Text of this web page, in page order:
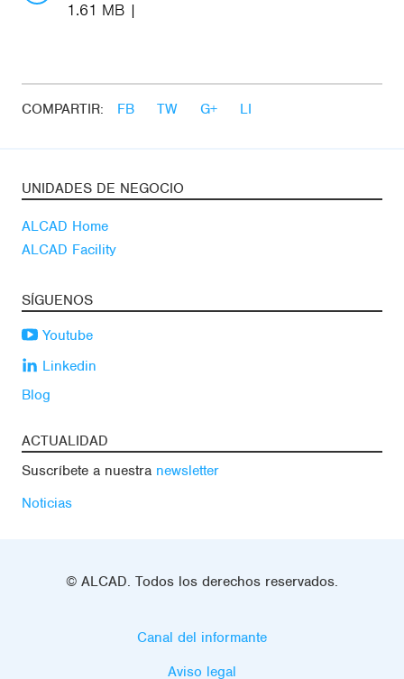
1.61 MB
COMPARTIR: FB TW G+ LI
UNIDADES DE NEGOCIO
ALCAD Home
ALCAD Facility
SÍGUENOS
Youtube
Linkedin
Blog
ACTUALIDAD
Suscríbete a nuestra newsletter
Noticias
© ALCAD. Todos los derechos reservados.
Canal del informante
Aviso legal